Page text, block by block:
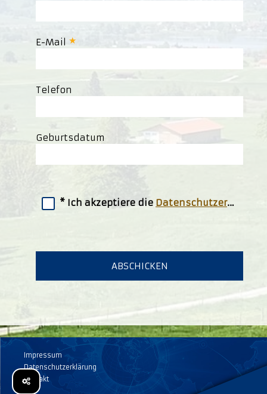
E-Mail
Telefon
Geburtsdatum
Ich akzeptiere die Datenschutzerklärung
Impressum
Datenschutzerklärung
Kontakt